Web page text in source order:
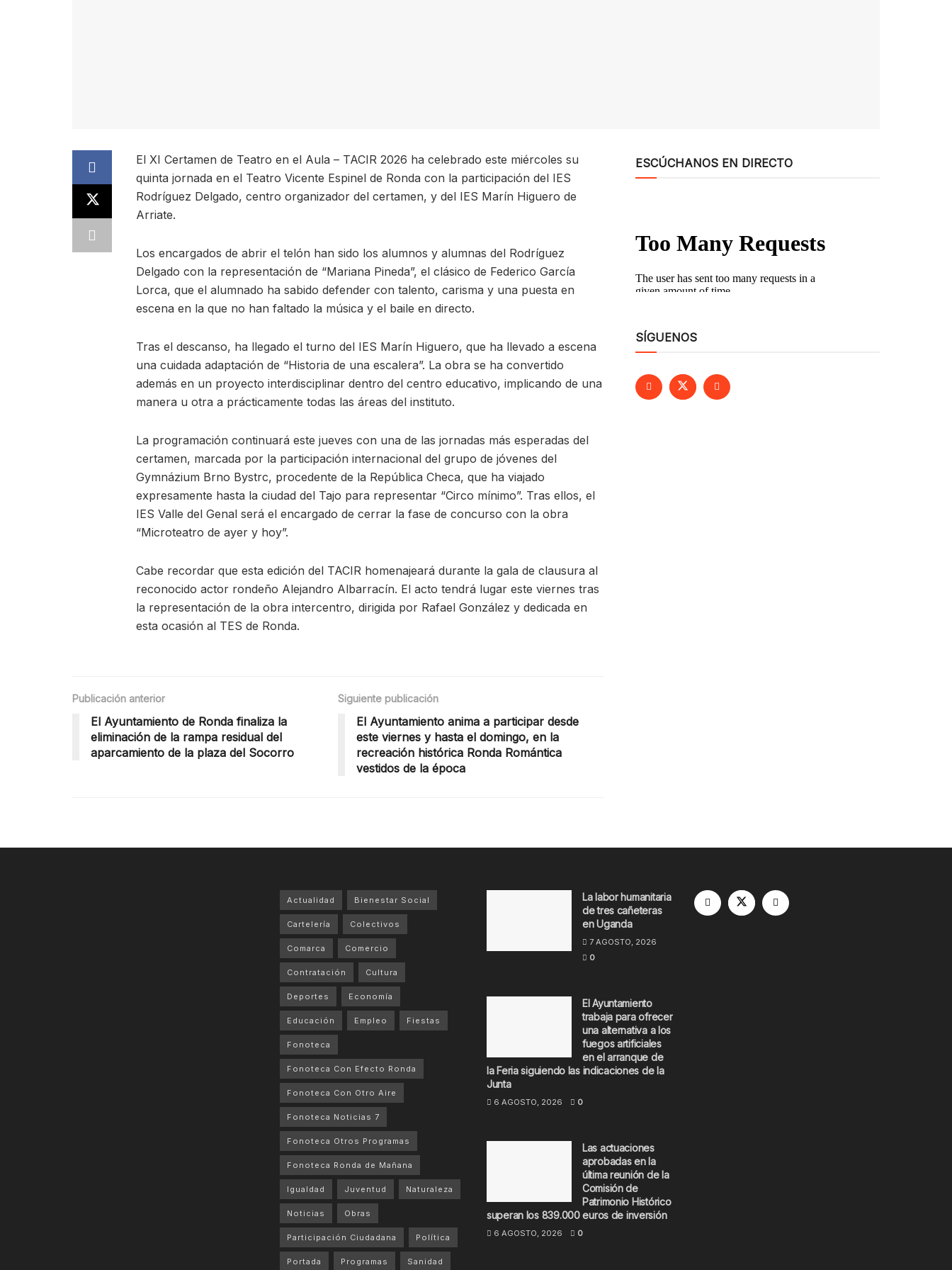
El XI Certamen de Teatro en el Aula – TACIR 2026 ha celebrado este miércoles su
quinta jornada en el Teatro Vicente Espinel de Ronda con la participación del IES
Rodríguez Delgado, centro organizador del certamen, y del IES Marín Higuero de
Arriate.
Los encargados de abrir el telón han sido los alumnos y alumnas del Rodríguez
Delgado con la representación de “Mariana Pineda”, el clásico de Federico García
Lorca, que el alumnado ha sabido defender con talento, carisma y una puesta en
escena en la que no han faltado la música y el baile en directo.
Tras el descanso, ha llegado el turno del IES Marín Higuero, que ha llevado a escena
una cuidada adaptación de “Historia de una escalera”. La obra se ha convertido
además en un proyecto interdisciplinar dentro del centro educativo, implicando de una
manera u otra a prácticamente todas las áreas del instituto.
La programación continuará este jueves con una de las jornadas más esperadas del
certamen, marcada por la participación internacional del grupo de jóvenes del
Gymnázium Brno Bystrc, procedente de la República Checa, que ha viajado
expresamente hasta la ciudad del Tajo para representar “Circo mínimo”. Tras ellos, el
IES Valle del Genal será el encargado de cerrar la fase de concurso con la obra
“Microteatro de ayer y hoy”.
Cabe recordar que esta edición del TACIR homenajeará durante la gala de clausura al
reconocido actor rondeño Alejandro Albarracín. El acto tendrá lugar este viernes tras
la representación de la obra intercentro, dirigida por Rafael González y dedicada en
esta ocasión al TES de Ronda.
Publicación anterior
El Ayuntamiento de Ronda finaliza la
eliminación de la rampa residual del
aparcamiento de la plaza del Socorro
Siguiente publicación
El Ayuntamiento anima a participar desde
este viernes y hasta el domingo, en la
recreación histórica Ronda Romántica
vestidos de la época
ESCÚCHANOS EN DIRECTO
SÍGUENOS
Actualidad Bienestar Social
Cartelería Colectivos
Comarca Comercio
Contratación Cultura
Deportes Economía
Educación Empleo Fiestas
Fonoteca
Fonoteca Con Efecto Ronda
Fonoteca Con Otro Aire
Fonoteca Noticias 7
Fonoteca Otros Programas
Fonoteca Ronda de Mañana
Igualdad Juventud Naturaleza
Noticias Obras
Participación Ciudadana Política
Portada Programas Sanidad
La labor humanitaria
de tres cañeteras
en Uganda
7 AGOSTO, 2026
0
El Ayuntamiento
trabaja para ofrecer
una alternativa a los
fuegos artificiales
en el arranque de
la Feria siguiendo las indicaciones de la
Junta
6 AGOSTO, 2026 0
Las actuaciones
aprobadas en la
última reunión de la
Comisión de
Patrimonio Histórico
superan los 839.000 euros de inversión
6 AGOSTO, 2026 0